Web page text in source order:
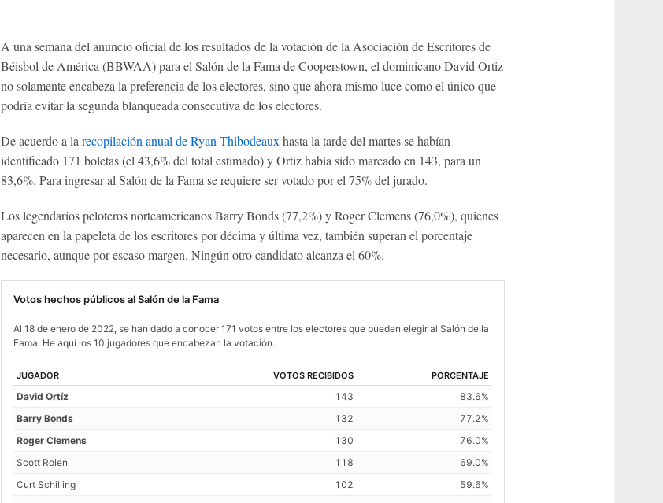
A una semana del anuncio oficial de los resultados de la votación de la Asociación de Escritores de
Béisbol de América (BBWAA) para el Salón de la Fama de Cooperstown, el dominicano David Ortiz
no solamente encabeza la preferencia de los electores, sino que ahora mismo luce como el único que
podría evitar la segunda blanqueada consecutiva de los electores.
De acuerdo a la recopilación anual de Ryan Thibodeaux hasta la tarde del martes se habían
identificado 171 boletas (el 43,6% del total estimado) y Ortiz había sido marcado en 143, para un
83,6%. Para ingresar al Salón de la Fama se requiere ser votado por el 75% del jurado.
Los legendarios peloteros norteamericanos Barry Bonds (77,2%) y Roger Clemens (76,0%), quienes
aparecen en la papeleta de los escritores por décima y última vez, también superan el porcentaje
necesario, aunque por escaso margen. Ningún otro candidato alcanza el 60%.
Votos hechos públicos al Salón de la Fama
Al 18 de enero de 2022, se han dado a conocer 171 votos entre los electores que pueden elegir al Salón de la
Fama. He aquí los 10 jugadores que encabezan la votación.
JUGADOR VOTOS RECIBIDOS PORCENTAJE
David Ortíz 143
83.6%
Barry Bonds
132
77.2%
Roger Clemens
130
76.0%
Scott Rolen
118
69.0%
Curt Schilling
102
59.6%